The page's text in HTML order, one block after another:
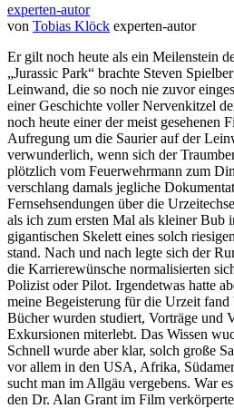
experten-autor
von Tobias Klöck experten-autor
Er gilt noch heute als ein Meilenstein
„Jurassic Park“ brachte Steven
Leinwand, die so noch nie zuvor
einer Geschichte voller Nervenkitzel
noch heute einer der meist gesehenen
Aufregung um die Saurier auf der
verwunderlich, wenn sich der
plötzlich vom Feuerwehrmann zum
verschlang damals jegliche
Fernsehsendungen über die
als ich zum ersten Mal als kleiner Bub
gigantischen Skelett eines solch
stand. Nach und nach legte sich der
die Karrierewünsche normalisierten
Polizist oder Pilot. Irgendetwas hatte
meine Begeisterung für die Urzeit
Bücher wurden studiert, Vorträge und
Exkursionen miterlebt. Das Wissen
Schnell wurde aber klar, solch große
vor allem in den USA, Afrika,
sucht man im Allgäu vergebens. War
den Dr. Alan Grant im Film